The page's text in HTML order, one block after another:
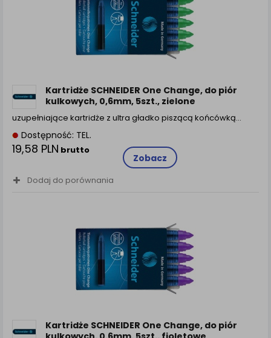
Kartridże SCHNEIDER One Change, do piór
kulkowych, 0,6mm, 5szt., zielone
uzupełniające kartridże z ultra gładko piszącą końcówką…
Dostępność: TEL.
19,58 PLN brutto
Zobacz
Dodaj do porównania
Kartridże SCHNEIDER One Change, do piór